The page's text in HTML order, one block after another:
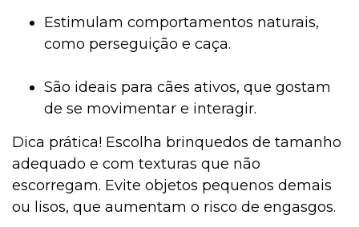
Estimulam comportamentos naturais,
como perseguição e caça.
São ideais para cães ativos, que gostam
de se movimentar e interagir.
Dica prática! Escolha brinquedos de tamanho
adequado e com texturas que não
escorregam. Evite objetos pequenos demais
ou lisos, que aumentam o risco de engasgos.